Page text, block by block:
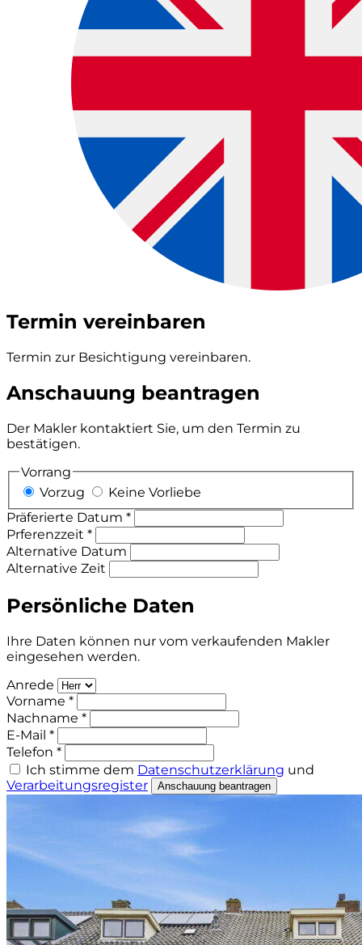
Termin vereinbaren
Termin zur Besichtigung vereinbaren.
Anschauung beantragen
Der Makler kontaktiert Sie, um den Termin zu
bestätigen.
Vorrang
Vorzug
Keine Vorliebe
Präferierte Datum *
Prferenzzeit *
Alternative Datum
Alternative Zeit
Persönliche Daten
Ihre Daten können nur vom verkaufenden Makler
eingesehen werden.
Anrede
Vorname *
Nachname *
E-Mail *
Telefon *
Ich stimme dem Datenschutzerklärung und
Verarbeitungsregister
Anschauung beantragen